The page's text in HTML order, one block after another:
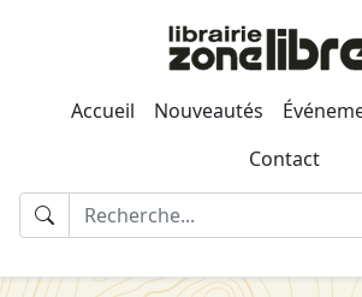
Accueil Nouveautés
Contact